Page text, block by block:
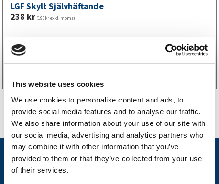
This website uses cookies
We use cookies to personalise content and ads, to
provide social media features and to analyse our traffic.
We also share information about your use of our site with
our social media, advertising and analytics partners who
may combine it with other information that you’ve
provided to them or that they’ve collected from your use
of their services.
LGF Skylt Självhäftande
238 kr (190kr exkl. moms)
Nyheter
Släpvagnsfabrikat